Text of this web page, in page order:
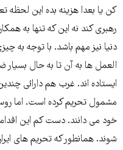
کن یا بعدا هزینه بده این لحظه
رهبری کند نه این که تنها به
دنیا نیز مهم باشد. با توجه به
العمل ها به آن تا به حال
ایستاده اند. غرب هم دارائی
مشمول تحریم کرده است. اما
خود می دانند. دست کم این
شوند. همانطور که تحریم های